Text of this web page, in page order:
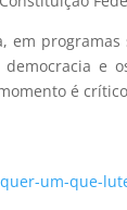
em
e
é
um-que-